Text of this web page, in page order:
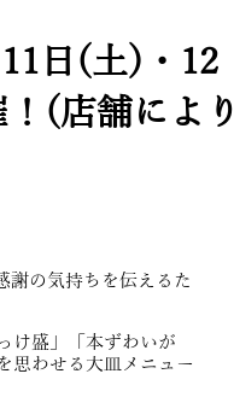
日(土)・12
(店舗により
謝の気持ちを伝えるた
け盛」「本ずわいが
思わせる大皿メニュー